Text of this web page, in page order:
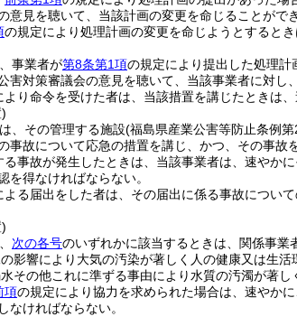
意見を聴いて、当該計画の変更を命じることができ
の規定により処理計画の変更を命じようとすると
事業者が第8条第1項の規定により提出した処理計
害対策審議会の意見を聴いて、当該事業者に対し
より命令を受けた者は、当該措置を講じたときは
、その管理する施設(福島県産業公害等防止条例
事故について応急の措置を講じ、かつ、その事故
る事故が発生したときは、当該事業者は、速やか
を得なければならない。
よる届出をした者は、その届出に係る事故につい
次の各号のいずれかに該当するときは、関係事業
影響により大気の汚染が著しく人の健康又は生活
その他これに準ずる事由により水質の汚濁が著
項の規定により協力を求められた場合は、速やか
なければならない。